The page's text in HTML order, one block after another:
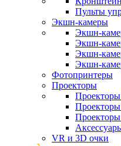
Пульты
Экшн-камеры
Экшн-
Экшн-
Экшн-
Экшн-
Фотопринтеры
Проекторы
VR и 3D очки